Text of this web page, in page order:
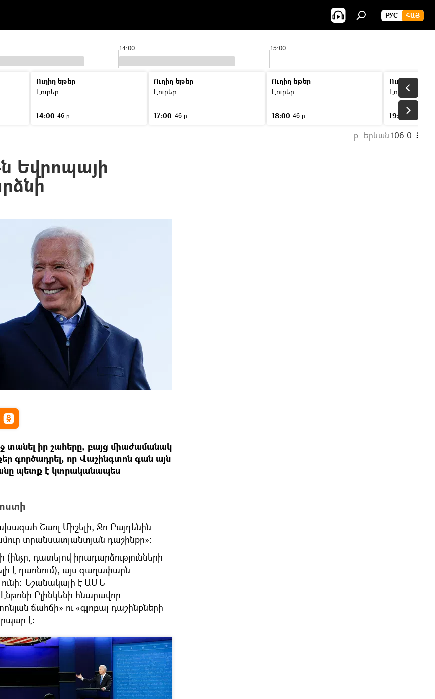
РУС ՀԱՅ
14:00 15:00
Ուղիղ եթեր
Լուրեր
14:00 46 ր
Ուղիղ եթեր
Լուրեր
17:00 46 ր
Ուղիղ եթեր
Լուրեր
18:00 46 ր
Ուղիղ եթեր
Լուրեր
19:00
ք. Երևան 106.0
Եվրոպայի
տանել իր շահերը, բայց միաժամանակ
գործադրել, որ Վաշինգտոն գան այն
պետք է կտրականապես
Շառլ Միշելի, Ջո Բայդենին
տրանսատլանտյան դաշինքը»։
դատելով իրադարձությունների
է դառնում), այս գաղափարն
Նշանակալի է ԱՄՆ
Բլինկենի հնարավոր
ճահճի» ու «գլոբալ դաշինքների
է։